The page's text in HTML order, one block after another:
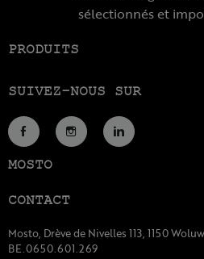
sélectionnés et
PRODUITS
SUIVEZ-NOUS SUR
FacebookInstagramLinkedIn
MOSTO
CONTACT
Mosto, Drève de Nivelles 113, 1150
BE.0650.601.269